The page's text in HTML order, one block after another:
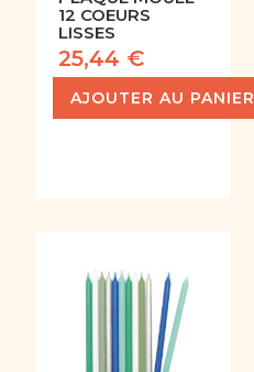
12 COEURS
LISSES
25,44 €
AJOUTER AU PANIER